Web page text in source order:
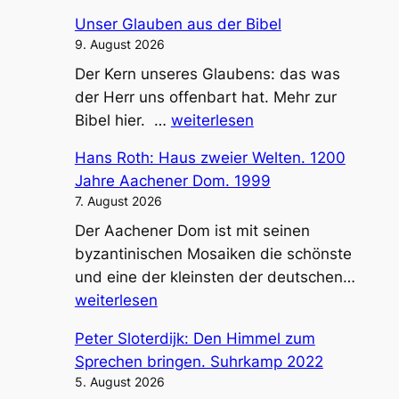
Unser Glauben aus der Bibel
9. August 2026
Der Kern unseres Glaubens: das was
der Herr uns offenbart hat. Mehr zur
Bibel hier. … Unser
aus
der
weiterlesen
Hans Roth: Haus zweier Welten. 1200
Jahre Aachener Dom. 1999
7. August 2026
Der Aachener Dom ist mit seinen
byzantinischen Mosaiken die schönste
und eine der kleinsten der deutschen…
weiterlesen
Peter Sloterdijk: Den Himmel zum
Sprechen bringen. Suhrkamp 2022
5. August 2026